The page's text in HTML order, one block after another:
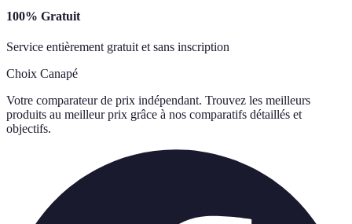
100% Gratuit
Service entièrement gratuit et sans inscription
Choix Canapé
Votre comparateur de prix indépendant. Trouvez les meilleurs
produits au meilleur prix grâce à nos comparatifs détaillés et
objectifs.